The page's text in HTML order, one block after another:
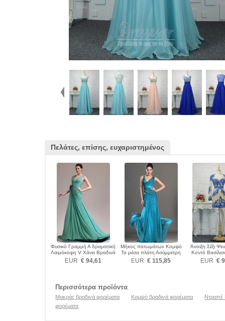
Πελάτες, επίσης, ευχαριστημένος
Φυσικό Γραμμή Α δραματική
Λαιμόκοψη V Χάνει Βραδινά
φορέματα
EUR € 94,61
Μήκος πατωμάτων Κομψό
Τα μέσα πλάτη Ασύμμετρη
λαιμό Βραδινά φορέματα
EUR € 115,85
Άνοιξη Σέξι
Κοντό
Βραδινά
EUR €
Περισσότερα προϊόντα
Μακράς βραδινά φορέματα Κομψό βραδινά φορέματα
Ντραπέ
φορέματα